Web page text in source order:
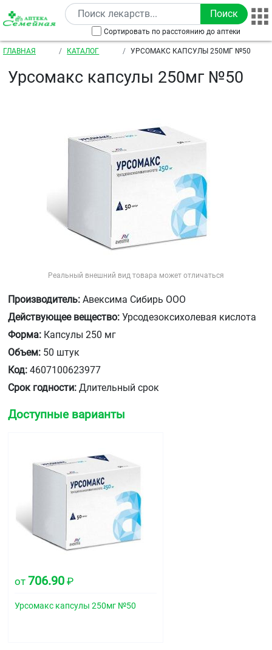
Перейти к основному содержанию
Сортировать по расстоянию до аптеки
Строка навигации
ГЛАВНАЯ КАТАЛОГ УРСОМАКС КАПСУЛЫ 250МГ №50
Урсомакс капсулы 250мг №50
Реальный внешний вид товара может отличаться
Производитель: Авексима Сибирь ООО
Действующее вещество: Урсодезоксихолевая кислота
Форма: Капсулы 250 мг
Объем: 50 штук
Код: 4607100623977
Срок годности: Длительный срок
Доступные варианты
от 706.90 ₽
Урсомакс капсулы 250мг №50